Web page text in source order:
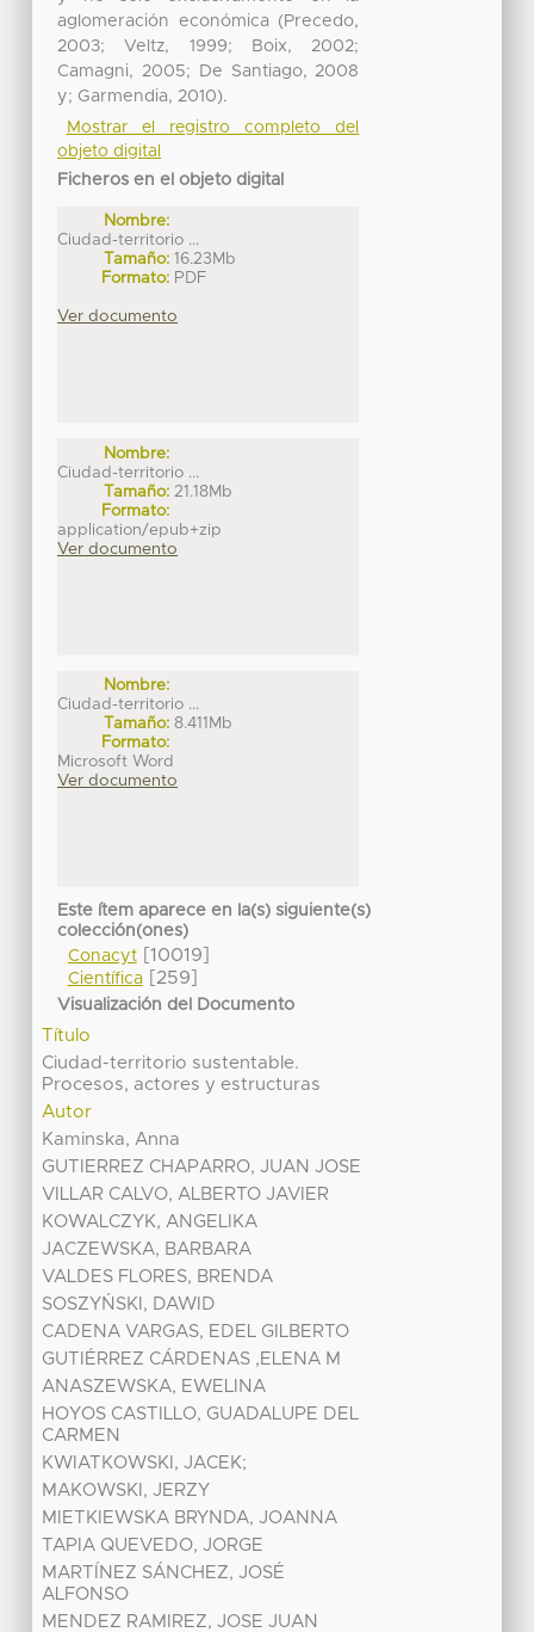
aglomeración económica (Precedo,
2003; Veltz, 1999; Boix, 2002;
Camagni, 2005; De Santiago, 2008
y; Garmendia, 2010).
Mostrar el registro completo del
objeto digital
Ficheros en el objeto digital
Nombre:
Ciudad-territorio ...
Tamaño: 16.23Mb
Formato: PDF
Ver documento
Nombre:
Ciudad-territorio ...
Tamaño: 21.18Mb
Formato:
application/epub+zip
Ver documento
Nombre:
Ciudad-territorio ...
Tamaño: 8.411Mb
Formato:
Microsoft Word
Ver documento
Este ítem aparece en la(s) siguiente(s)
colección(ones)
Conacyt[10019]
Científica[259]
Visualización del Documento
Título
Ciudad-territorio sustentable.
Procesos, actores y estructuras
Autor
Kaminska, Anna
GUTIERREZ CHAPARRO, JUAN JOSE
VILLAR CALVO, ALBERTO JAVIER
KOWALCZYK, ANGELIKA
JACZEWSKA, BARBARA
VALDES FLORES, BRENDA
SOSZYŃSKI, DAWID
CADENA VARGAS, EDEL GILBERTO
GUTIÉRREZ CÁRDENAS ,ELENA M
ANASZEWSKA, EWELINA
HOYOS CASTILLO, GUADALUPE DEL
CARMEN
KWIATKOWSKI, JACEK;
MAKOWSKI, JERZY
MIETKIEWSKA BRYNDA, JOANNA
TAPIA QUEVEDO, JORGE
MARTÍNEZ SÁNCHEZ, JOSÉ
ALFONSO
MENDEZ RAMIREZ, JOSE JUAN